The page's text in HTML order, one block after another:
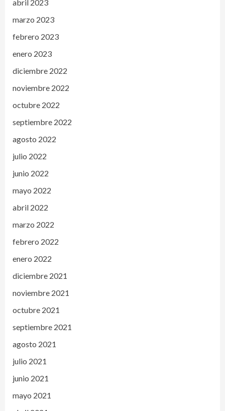
abril 2023
marzo 2023
febrero 2023
enero 2023
diciembre 2022
noviembre 2022
octubre 2022
septiembre 2022
agosto 2022
julio 2022
junio 2022
mayo 2022
abril 2022
marzo 2022
febrero 2022
enero 2022
diciembre 2021
noviembre 2021
octubre 2021
septiembre 2021
agosto 2021
julio 2021
junio 2021
mayo 2021